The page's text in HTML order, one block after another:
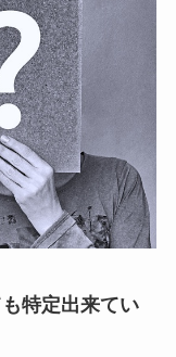
特定出来てい